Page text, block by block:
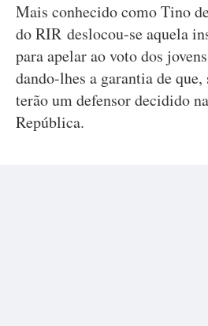
Mais conhecido como Tino
do RIR deslocou-se aquela
para apelar ao voto dos
dando-lhes a garantia de
terão um defensor decidido
República.